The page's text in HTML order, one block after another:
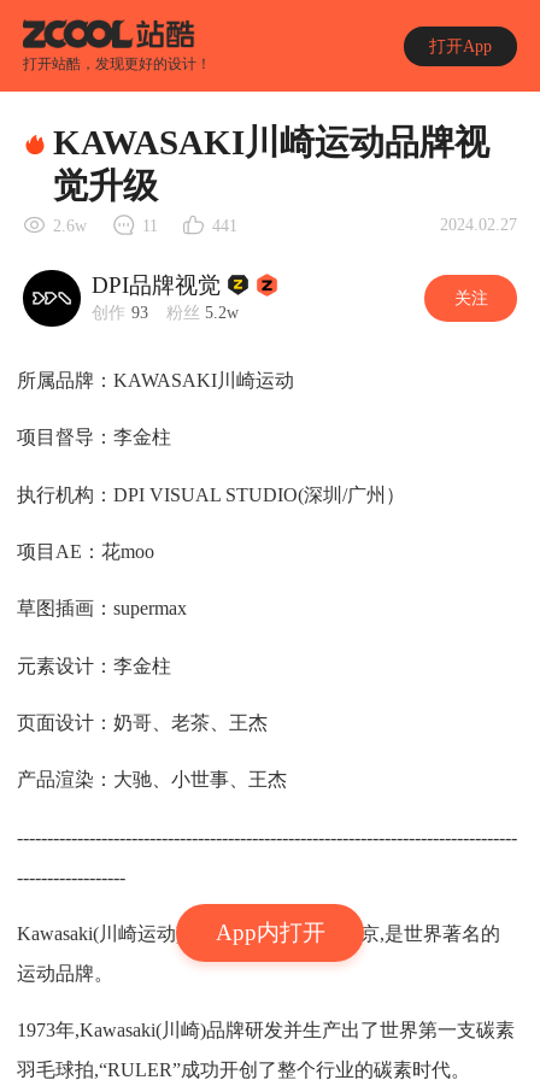
打开站酷，发现更好的设计！
打开App
App内打开
KAWASAKI川崎运动品牌视
觉升级
2.6w 11 441 2024.02.27
DPI品牌视觉
创作 93 粉丝 5.2w
关注
所属品牌：KAWASAKI川崎运动
项目督导：李金柱
执行机构：DPI VISUAL STUDIO(深圳/广州）
项目AE：花moo
草图插画：supermax
元素设计：李金柱
页面设计：奶哥、老茶、王杰
产品渲染：大驰、小世事、王杰
-----------------------------------------------------------------------------------
------------------
Kawasaki(川崎运动),1915年成立于日本东京,是世界著名的
运动品牌。
1973年,Kawasaki(川崎)品牌研发并生产出了世界第一支碳素
羽毛球拍,“RULER”成功开创了整个行业的碳素时代。